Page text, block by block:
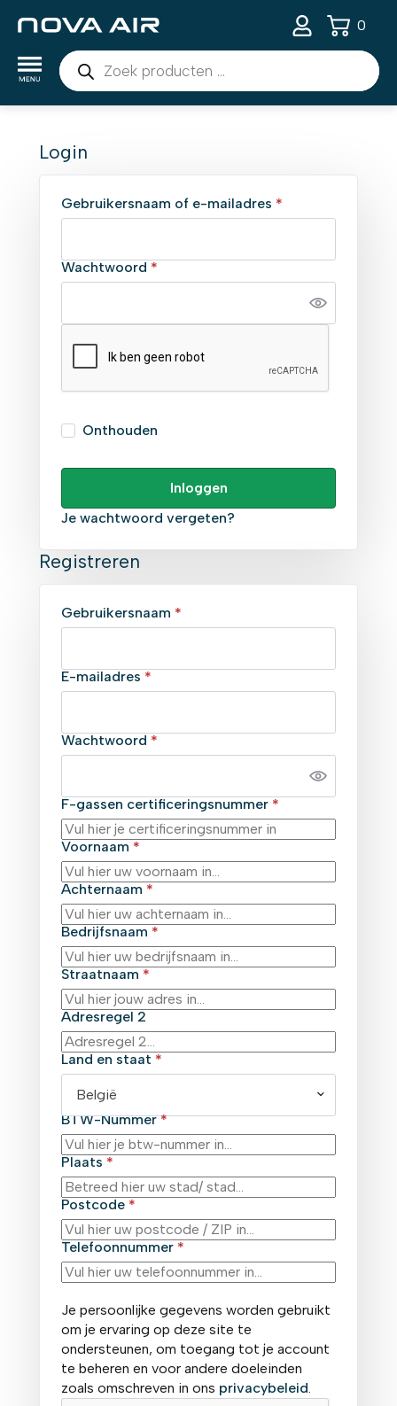
Producten
zoeken
0
Login
Gebruikersnaam of e-mailadres *
Wachtwoord *Vereist
Onthouden
Inloggen
Je wachtwoord vergeten?
Registreren
Gebruikersnaam *
E-mailadres *Vereist
Wachtwoord *Vereist
F-gassen certificeringsnummer *
Voornaam *
Achternaam *
Bedrijfsnaam *
Straatnaam *
Adresregel 2
Land en staat *
België
BTW-Nummer*
Plaats *
Postcode *
Telefoonnummer *
Je persoonlijke gegevens worden gebruikt
om je ervaring op deze site te
ondersteunen, om toegang tot je account
te beheren en voor andere doeleinden
zoals omschreven in ons privacybeleid